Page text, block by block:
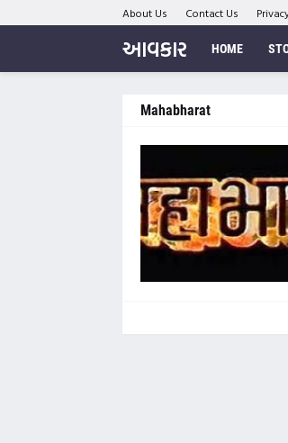
About Us Contact Us
આવકાર HOME
Mahabharat